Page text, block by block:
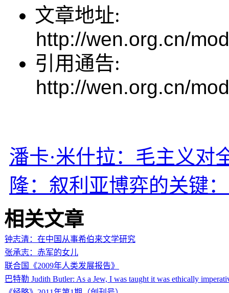
文章地址:
http://wen.org.cn/
引用通告:
http://wen.org.cn/
潘卡·米什拉：毛主义对
隆：叙利亚博弈的关键
相关文章
钟志清：在中国从事希伯来文学研究
张承志：赤军的女儿
联合国《2009年人类发展报告》
巴特勒 Judith Butler: As a Jew, I was taught it was ethically